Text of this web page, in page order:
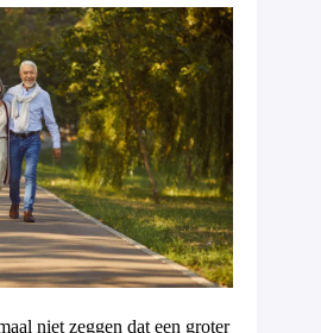
niet zeggen dat een groter